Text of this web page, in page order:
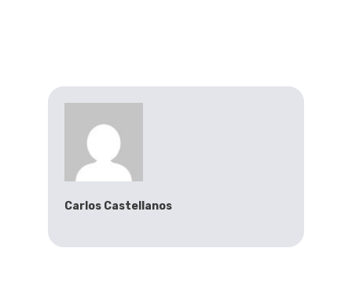
Carlos Castellanos